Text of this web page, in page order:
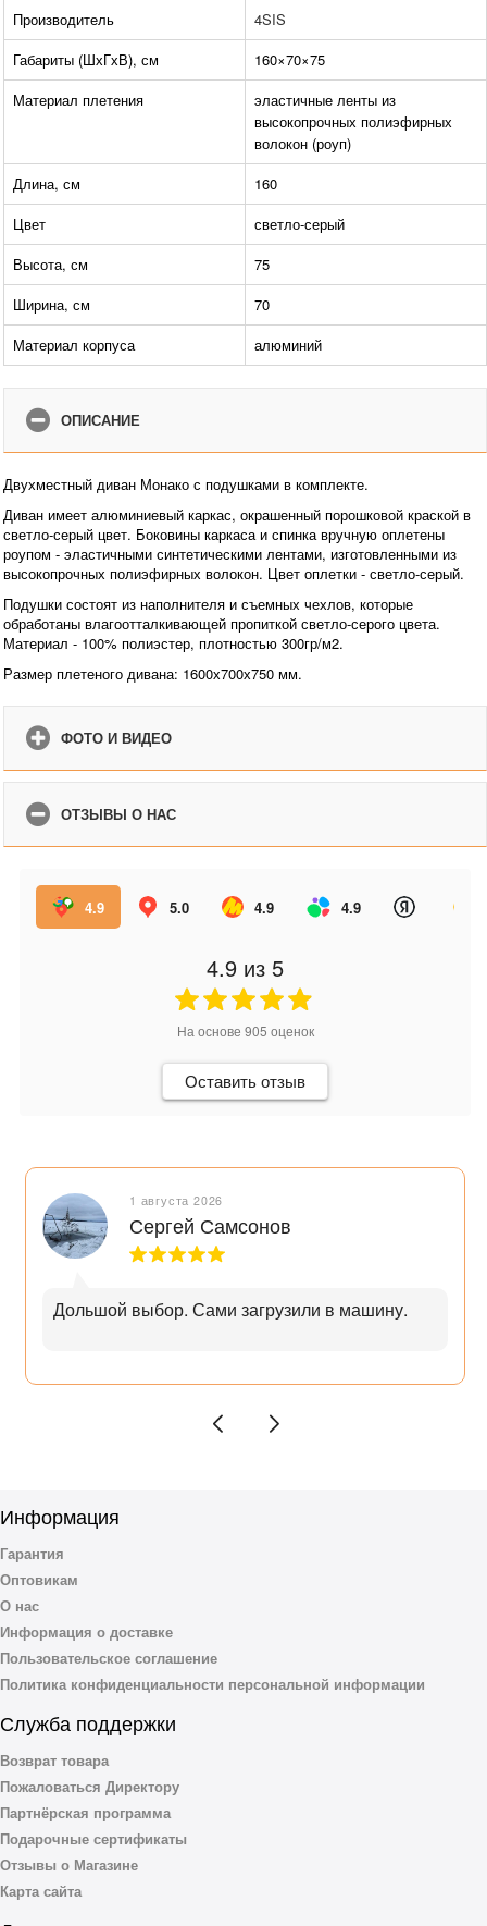
Производитель
4SIS
Габариты (ШхГхВ), см
160×70×75
Материал плетения
эластичные ленты из
высокопрочных полиэфирных
волокон (роуп)
Длина, см
160
Цвет
светло-серый
Высота, см
75
Ширина, см
70
Материал корпуса
алюминий
ОПИСАНИЕ
Двухместный диван Монако с подушками в комплекте.
Диван имеет алюминиевый каркас, окрашенный порошковой краской в
светло-серый цвет. Боковины каркаса и спинка вручную оплетены
роупом - эластичными синтетическими лентами, изготовленными из
высокопрочных полиэфирных волокон. Цвет оплетки - светло-серый.
Подушки состоят из наполнителя и съемных чехлов, которые
обработаны влагоотталкивающей пропиткой светло-серого цвета.
Материал - 100% полиэстер, плотностью 300гр/м2.
Размер плетеного дивана: 1600х700х750 мм.
ФОТО И ВИДЕО
ОТЗЫВЫ О НАС
4.9 5.0 4.9 4.9
4.9 из 5
На основе 905 оценок
Оставить отзыв
1 августа 2026
Сергей Самсонов
Дольшой выбор. Сами загрузили в машину.
Информация
Гарантия
Оптовикам
О нас
Информация о доставке
Пользовательское соглашение
Политика конфиденциальности персональной информации
Служба поддержки
Возврат товара
Пожаловаться Директору
Партнёрская программа
Подарочные сертификаты
Отзывы о Магазине
Карта сайта